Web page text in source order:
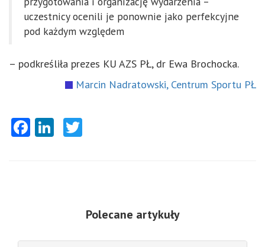
uczestnicy ocenili je ponownie jako perfekcyjne
pod każdym względem
– podkreśliła prezes KU AZS PŁ, dr Ewa Brochocka.
Marcin Nadratowski, Centrum Sportu PŁ
Facebook
LinkedIn
Polecane artykuły